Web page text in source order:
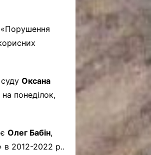
«Порушення
судуОксана
понеділок,
єОлег Бабін,
в 2012-2022 р..